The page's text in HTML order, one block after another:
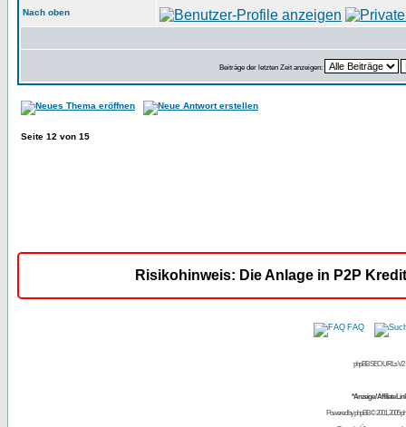
Nach oben
Beiträge der letzten Zeit anzeigen:
Seite 12 von 15
Risikohinweis: Die Anlage in P2P
FAQ
phpBB SEO URLs V2
*Anzeige / Affiliate Link
Powered byphpBB© 2001, 2005